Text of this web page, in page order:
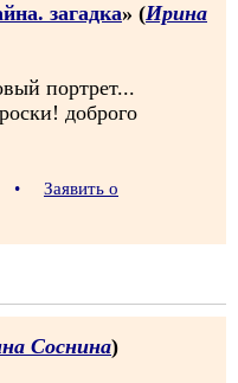
загадка» (Ирина
портрет...
доброго
•
Заявить о
Соснина)